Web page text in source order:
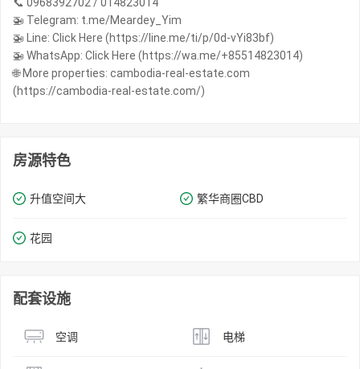
🚁 Telegram: t.me/Meardey_Yim
🚁 Line: Click Here (https://line.me/ti/p/0d-vYi83bf)
🚁 WhatsApp: Click Here (https://wa.me/+85514823014)
🌐 More properties: cambodia-real-estate.com
(https://cambodia-real-estate.com/)
房源特色
升值空间大 繁华商圈​​CBD
花园
配套设施
空调 电梯